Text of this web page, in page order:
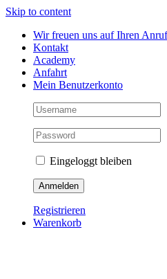
Skip to content
Wir freuen uns auf Ihren
Kontakt
Academy
Anfahrt
Mein Benutzerkonto
Eingeloggt bleiben
Registrieren
Warenkorb